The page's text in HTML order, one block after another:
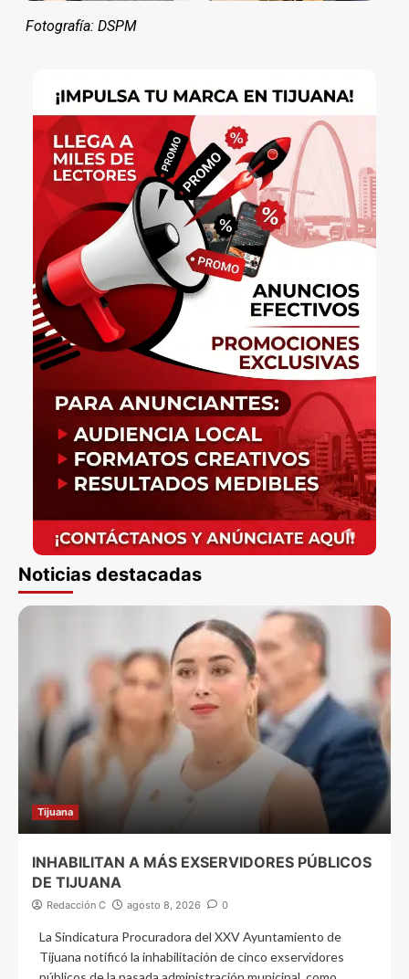
Fotografía: DSPM
Noticias destacadas
Tijuana
INHABILITAN A MÁS EXSERVIDORES PÚBLICOS
DE TIJUANA
Redacción C agosto 8, 2026 0
La Sindicatura Procuradora del XXV Ayuntamiento de
Tijuana notificó la inhabilitación de cinco exservidores